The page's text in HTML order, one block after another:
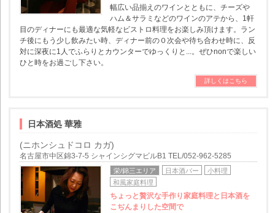
幅広い品揃えのワインとともに、チーズや
ハム＆サラミなどのワインのアテから、1軒
目のディナーにも最適な気軽なビストロ料理をお楽しみ頂けます。ラン
チ後にもう少し飲みたい時、ディナー前の０次会や待ち合わせ時に、反
対に深夜に1人でふらりとカウンターでゆっくりと...。ぜひnonで楽しい
ひと時をお過ごし下さい。
詳しくはこちら
日本酒処 華雅
(ニホンシュドコロ カガ)
名古屋市中区錦3-7-5 シャインシグマビルB1 TEL/052-962-5285
栄/錦三エリア 日本酒バー
小料理
和風家庭料理
ちょっと贅沢な手作り家庭料理と日本酒を
こぢんまりした空間で